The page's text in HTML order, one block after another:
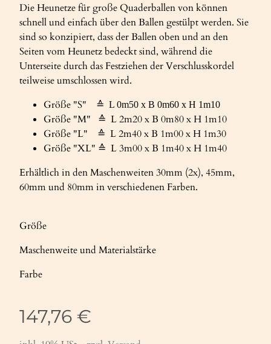
Die Heunetze für große Quaderballen von können
schnell und einfach über den Ballen gestülpt werden. Sie
sind so konzipiert, dass der Ballen oben und an den
Seiten vom Heunetz bedeckt sind, während die
Unterseite durch das Festziehen der Verschlusskordel
teilweise umschlossen wird.
Größe "S" ≙ L 0m50 x B 0m60 x H 1m10
Größe "M" ≙ L 2m20 x B 0m80 x H 1m10
Größe "L" ≙ L 2m40 x B 1m00 x H 1m30
Größe "XL" ≙ L 3m00 x B 1m40 x H 1m40
Erhältlich in den Maschenweiten 30mm (2x), 45mm,
60mm und 80mm in verschiedenen Farben.
Größe
Maschenweite und Materialstärke
Farbe
147,76 €